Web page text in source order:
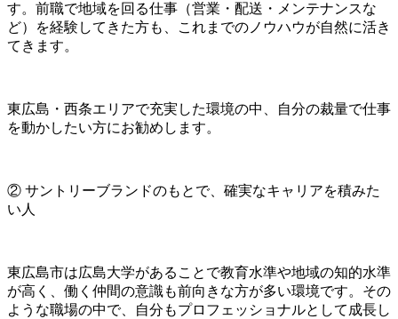
す。前職で地域を回る仕事（営業・配送・メンテナンスな
ど）を経験してきた方も、これまでのノウハウが自然に活き
てきます。
東広島・西条エリアで充実した環境の中、自分の裁量で仕事
を動かしたい方にお勧めします。
② サントリーブランドのもとで、確実なキャリアを積みた
い人
東広島市は広島大学があることで教育水準や地域の知的水準
が高く、働く仲間の意識も前向きな方が多い環境です。その
ような職場の中で、自分もプロフェッショナルとして成長し